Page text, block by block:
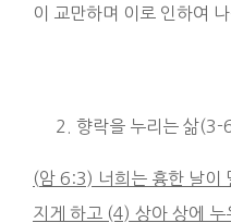
이 교만하며 이로 인하여
향락을 누리는 삶(3-
(암 6:3) 너희는 흉한 날이
지게 하고 (4) 상아 상에 누